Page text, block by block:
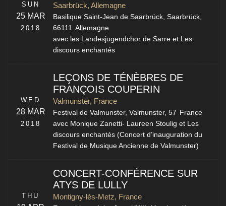
SUN
25 MAR
2018
Saarbrück, Allemagne
Basilique Saint-Jean de Saarbrück,Saarbrück,
66111 Allemagne
avec les Landesjugendchor de Sarre et Les
discours enchantés
WED
28 MAR
2018
LEÇONS DE TÉNÈBRES DE
FRANÇOIS COUPERIN
Valmunster, France
Festival de Valmunster,Valmunster, 57 France
avec Monique Zanetti- Laureen Stoulig et Les
discours enchantés (Concert d’inauguration du
Festival de Musique Ancienne de Valmunster)
THU
CONCERT-CONFÉRENCE SUR
ATYS DE LULLY
Montigny-lès-Metz, France